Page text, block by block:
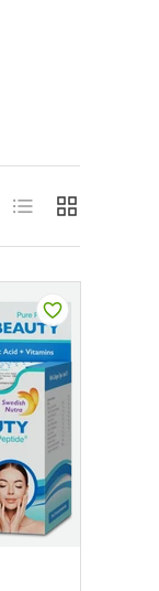
СписъкРешетка